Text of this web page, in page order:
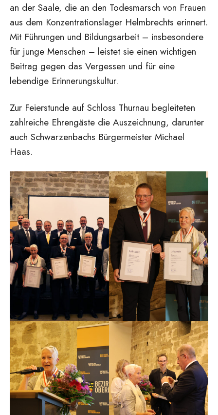
an der Saale, die an den Todesmarsch von Frauen
aus dem Konzentrationslager Helmbrechts erinnert.
Mit Führungen und Bildungsarbeit – insbesondere
für junge Menschen – leistet sie einen wichtigen
Beitrag gegen das Vergessen und für eine
lebendige Erinnerungskultur.
Zur Feierstunde auf Schloss Thurnau begleiteten
zahlreiche Ehrengäste die Auszeichnung, darunter
auch Schwarzenbachs Bürgermeister Michael
Haas.